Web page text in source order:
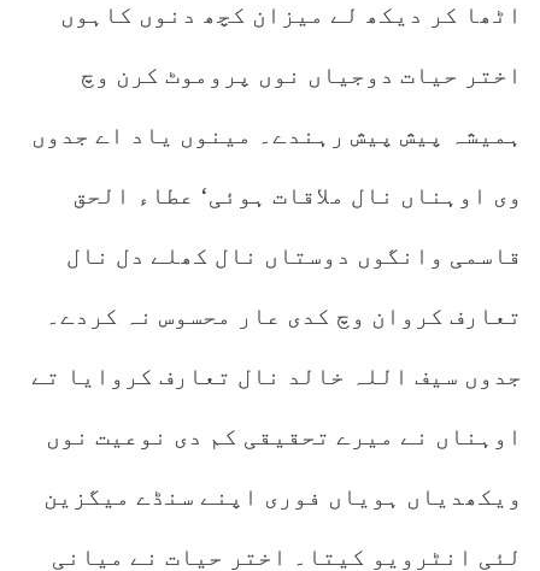
اٹھا کر دیکھ لے میزان کچھ دنوں کاہوں
اختر حیات دوجیاں نوں پروموٹ کرن وچ
ہمیشہ پیش پیش رہندے۔ مینوں یاد اے جدوں
وی اوہناں نال ملاقات ہوئی‘ عطاء الحق
قاسمی وانگوں دوستاں نال کھلے دل نال
تعارف کروان وچ کدی عار محسوس نہ کردے۔
جدوں سیف اللہ خالد نال تعارف کروایا تے
اوہناں نے میرے تحقیقی کم دی نوعیت نوں
ویکھدیاں ہویاں فوری اپنے سنڈے میگزین
لئی انٹرویو کیتا۔ اختر حیات نے میانی